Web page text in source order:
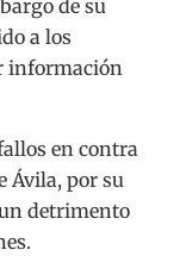
de su
a los
información
en contra
Ávila, por su
detrimento